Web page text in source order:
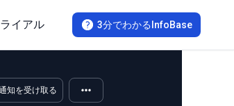
3分でわかるInfoBase
イアル
知を受け取る